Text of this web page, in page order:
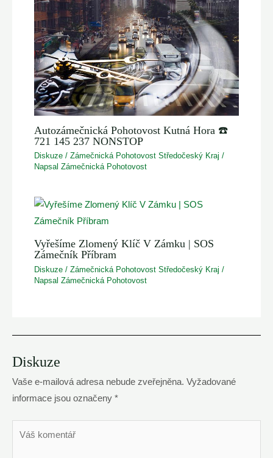
Autozámečnická Pohotovost Kutná Hora ☎️
721 145 237 NONSTOP
Diskuze /Zámečnická Pohotovost Středočeský Kraj /
NapsalZámečnická Pohotovost
Vyřešíme Zlomený Klíč V Zámku | SOS
Zámečník Příbram
Diskuze /Zámečnická Pohotovost Středočeský Kraj /
NapsalZámečnická Pohotovost
Diskuze
Vaše e-mailová adresa nebude zveřejněna. Vyžadované
informace jsou označeny *